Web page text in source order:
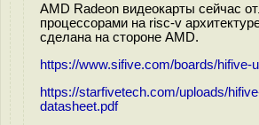
AMD Radeon видеокарты сейчас
процессорами на risc-v
сделана на стороне AMD.
https://www.sifive.com/boards/hifive-
https://starfivetech.com/uploads/
datasheet.pdf